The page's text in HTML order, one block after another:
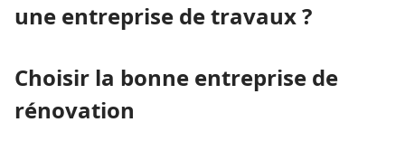
une entreprise de travaux ?
Choisir la bonne entreprise de
rénovation